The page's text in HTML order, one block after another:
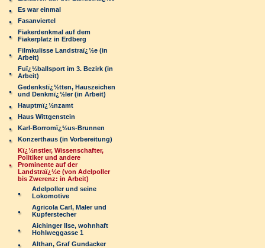
Es war einmal
Fasanviertel
Fiakerdenkmal auf dem
Fiakerplatz in Erdberg
Filmkulisse Landstraï¿½e (in
Arbeit)
Fuï¿½ballsport im 3. Bezirk (in
Arbeit)
Gedenkstï¿½tten, Hauszeichen
und Denkmï¿½ler (in Arbeit)
Hauptmï¿½nzamt
Haus Wittgenstein
Karl-Borromï¿½us-Brunnen
Konzerthaus (in Vorbereitung)
Kï¿½nstler, Wissenschafter,
Politiker und andere
Prominente auf der
Landstraï¿½e (von Adelpoller
bis Zwerenz: in Arbeit)
Adelpoller und seine
Lokomotive
Agricola Carl, Maler und
Kupferstecher
Aichinger Ilse, wohnhaft
Hohlweggasse 1
Althan, Graf Gundacker